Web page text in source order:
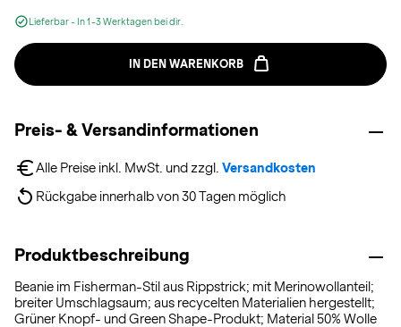
Lieferbar - In 1-3 Werktagen bei dir.
IN DEN WARENKORB
Preis- & Versandinformationen
Alle Preise inkl. MwSt. und zzgl. Versandkosten
Rückgabe innerhalb von 30 Tagen möglich
Produktbeschreibung
Beanie im Fisherman-Stil aus Rippstrick; mit Merinowollanteil;
breiter Umschlagsaum; aus recycelten Materialien hergestellt;
Grüner Knopf- und Green Shape-Produkt; Material 50% Wolle